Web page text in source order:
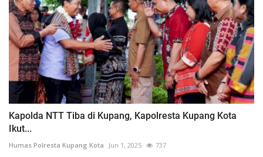
Kapolda NTT Tiba di Kupang, Kapolresta Kupang Kota
Ikut...
Humas Polresta Kupang Kota Jun 1, 2025 737